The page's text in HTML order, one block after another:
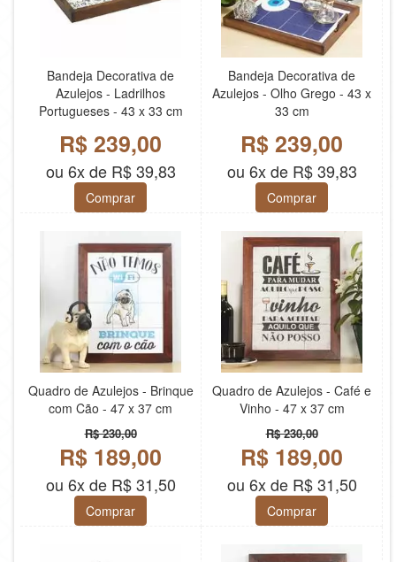
Bandeja Decorativa de
Azulejos - Ladrilhos
Portugueses - 43 x 33 cm
R$ 239,00
ou 6x de R$ 39,83
Comprar
Bandeja Decorativa de
Azulejos - Olho Grego - 43 x
33 cm
R$ 239,00
ou 6x de R$ 39,83
Comprar
Quadro de Azulejos - Brinque
com Cão - 47 x 37 cm
R$ 230,00
R$ 189,00
ou 6x de R$ 31,50
Comprar
Quadro de Azulejos - Café e
Vinho - 47 x 37 cm
R$ 230,00
R$ 189,00
ou 6x de R$ 31,50
Comprar